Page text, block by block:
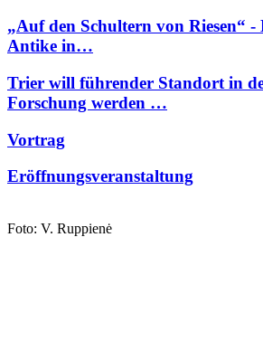
„Auf den Schultern von Riesen“ -
Antike in…
Trier will führender Standort in
Forschung werden …
Vortrag
Eröffnungsveranstaltung
Foto: V. Ruppienė